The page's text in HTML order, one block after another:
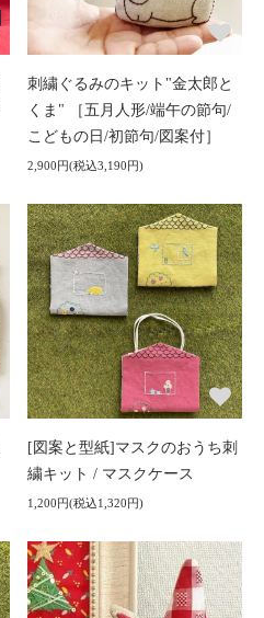
刺繍ぐるみのキット"金太郎と
くま" ［五月人形/端午の節句/
こどもの日/初節句/図案付］
2,900円(税込3,190円)
[図案と型紙]マスクのおうち刺
繍キット / マスクケース
1,200円(税込1,320円)